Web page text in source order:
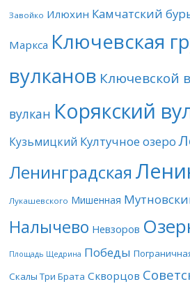
Завойко Илюхин Камчатский
Маркса Ключевская
вулканов Ключевской
вулкан Корякский
Кузьмицкий Култучное озеро
Ленинградская
Лукашевского Мишенная
Налычево Невзоров
Площадь Щедрина Победы
Скалы Три Брата Скворцов